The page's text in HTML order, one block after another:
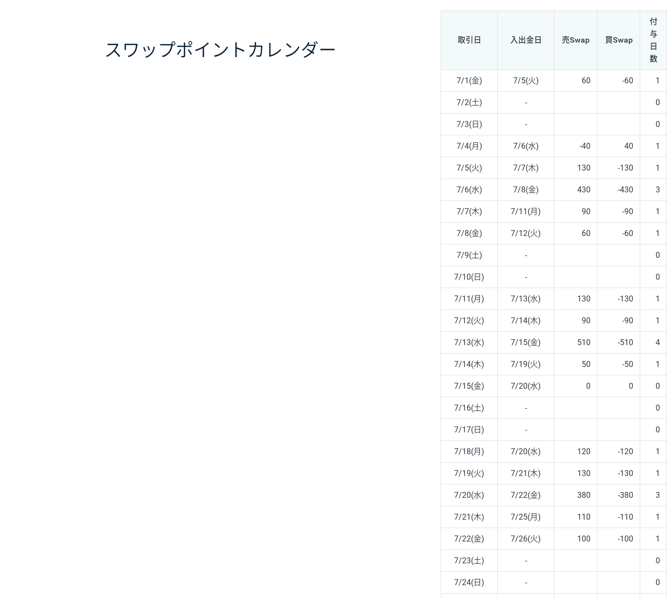
スワップポイント カレンダー
取引日 入出金日 売Swap 買Swap
付
与
日
数
7/1(金) 7/5(火) 60 -60 1
7/2(土) - 0
7/3(日) - 0
7/4(月) 7/6(水) -40 40 1
7/5(火) 7/7(木) 130 -130 1
7/6(水) 7/8(金) 430 -430 3
7/7(木) 7/11(月) 90 -90 1
7/8(金) 7/12(火) 60 -60 1
7/9(土) - 0
7/10(日) - 0
7/11(月) 7/13(水) 130 -130 1
7/12(火) 7/14(木) 90 -90 1
7/13(水) 7/15(金) 510 -510 4
7/14(木) 7/19(火) 50 -50 1
7/15(金) 7/20(水) 0 0 0
7/16(土) - 0
7/17(日) - 0
7/18(月) 7/20(水) 120 -120 1
7/19(火) 7/21(木) 130 -130 1
7/20(水) 7/22(金) 380 -380 3
7/21(木) 7/25(月) 110 -110 1
7/22(金) 7/26(火) 100 -100 1
7/23(土) - 0
7/24(日) - 0